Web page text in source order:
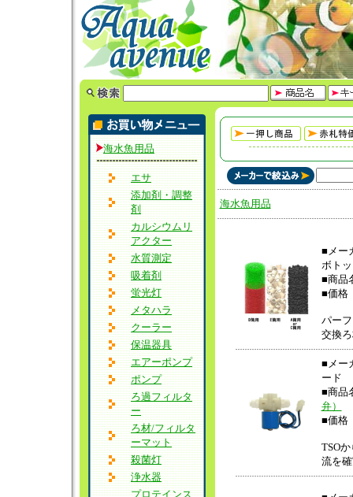
海水魚用品
エサ
添加剤・調整
剤
カルシウムリ
アクター
水質測定
吸着剤
蛍光灯
メタハラ
クーラー
保温器具
エアーポンプ
ポンプ
ろ過フィルタ
ー
ろ材/フィルタ
ーマット
殺菌灯
浄水器
プロテインス
海水魚用品
■メー
ボト
■商
■価
パー
交換
■メー
ード
■商
弁）
■価
TSO
流を